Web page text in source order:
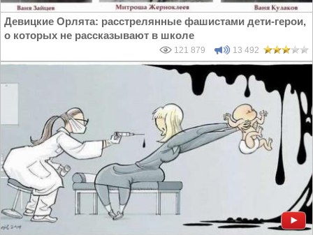
Девицкие Орлята: расстрелянные фашистами дети-герои,
о которых не рассказывают в школе
121 879 13 492